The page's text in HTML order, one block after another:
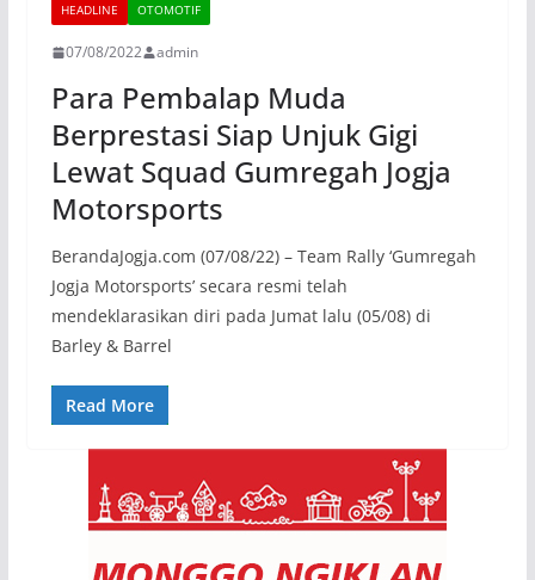
HEADLINE OTOMOTIF
07/08/2022 admin
Para Pembalap Muda
Berprestasi Siap Unjuk Gigi
Lewat Squad Gumregah Jogja
Motorsports
BerandaJogja.com (07/08/22) – Team Rally ‘Gumregah
Jogja Motorsports’ secara resmi telah
mendeklarasikan diri pada Jumat lalu (05/08) di
Barley & Barrel
Read More